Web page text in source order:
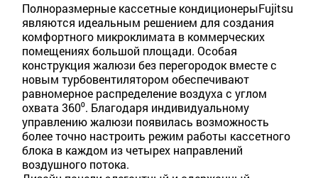
Полноразмерные кассетные кондиционерыFujitsu
являются идеальным решением для создания
комфортного микроклимата в коммерческих
помещениях большой площади. Особая
конструкция жалюзи без перегородок вместе с
новым турбовентилятором обеспечивают
равномерное распределение воздуха с углом
охвата 360⁰. Благодаря индивидуальному
управлению жалюзи появилась возможность
более точно настроить режим работы кассетного
блока в каждом из четырех направлений
воздушного потока.